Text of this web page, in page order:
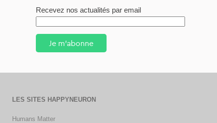
Recevez nos actualités par email
Je m'abonne
LES SITES HAPPYNEURON
Humans Matter